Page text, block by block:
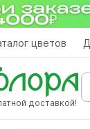
цветов
доставкой!